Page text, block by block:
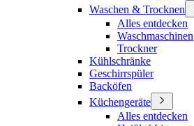
Waschen & Trocknen
Alles entdecken
Waschmaschinen
Trockner
Kühlschränke
Geschirrspüler
Backöfen
Küchengeräte
Alles entdecken